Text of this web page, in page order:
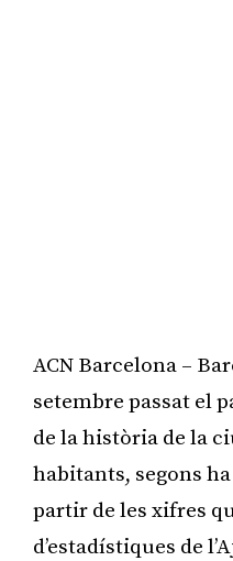
ACN Barcelona –
setembre passat el
de la història de la
habitants, segons ha
partir de les xifres
d’estadístiques de